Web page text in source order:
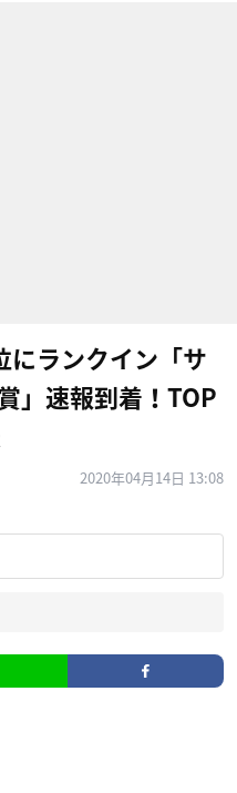
にランクイン「サ
」速報到着！TOP
2020年04月14日 13:08